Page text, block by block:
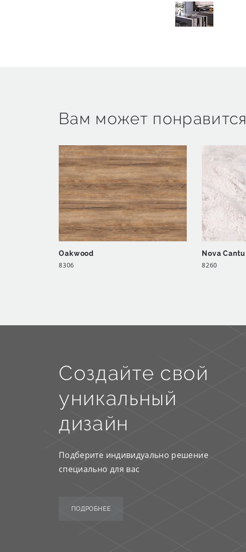
Вам может понравится
Oakwood
8306
Nova Cantu
8260
Создайте свой
уникальный
дизайн
Подберите индивидуально решение
специально для вас
ПОДРОБНЕЕ